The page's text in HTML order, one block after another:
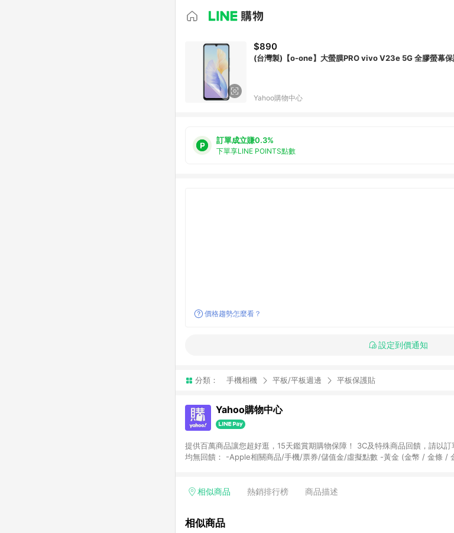
$890
(台灣製)【o-one】大螢膜PRO vivo V23e 5G 全膠螢幕保
Yahoo購物中心
訂單成立賺0.3%
下單享LINE POINTS點數
價格趨勢怎麼看？
設定到價通知
分類： 手機相機 平板/平板週邊 平板保護貼
Yahoo購物中心
提供百萬商品讓您超好逛，15天鑑賞期購物保障！ 3C及特殊商品回饋，請以訂單成立通知為準 1.
均無回饋： -Apple相關商品/手機/票券/儲值金/虛擬點數 -黃金 (金幣 / 金條 /
Yahoo超贈點回饋者 - 購物中心商店之商品：商品賣場中有標示「商店」及顯
相似商品 熱銷排行榜 商品描述
相似商品